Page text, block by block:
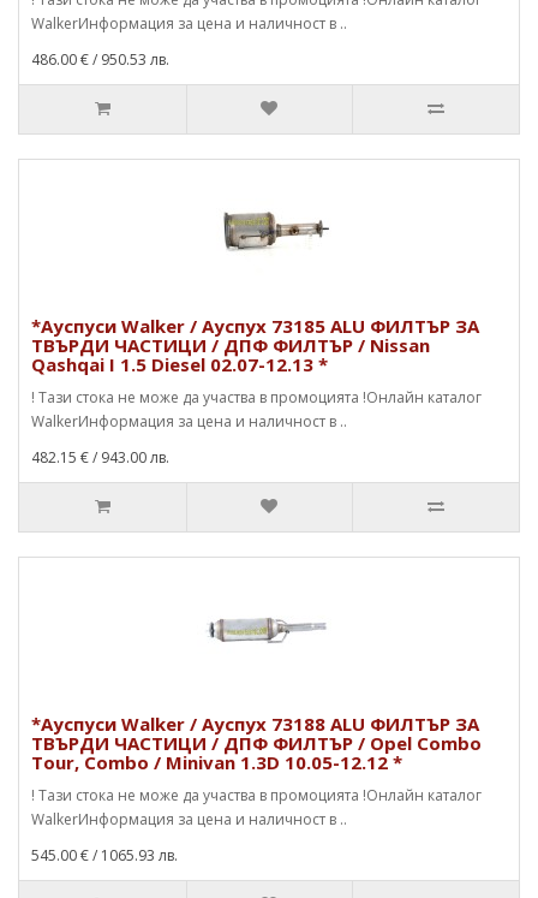
WalkerИнформация за цена и наличност в ..
486.00 €/ 950.53 лв.
*Ауспуси Walker / Ауспух 73185 ALU ФИЛТЪР ЗА
ТВЪРДИ ЧАСТИЦИ / ДПФ ФИЛТЪР / Nissan
Qashqai I 1.5 Diesel 02.07-12.13 *
! Тази стока не може да участва в промоцията !Онлайн каталог
WalkerИнформация за цена и наличност в ..
482.15 €/ 943.00 лв.
*Ауспуси Walker / Ауспух 73188 ALU ФИЛТЪР ЗА
ТВЪРДИ ЧАСТИЦИ / ДПФ ФИЛТЪР / Opel Combo
Tour, Combo / Minivan 1.3D 10.05-12.12 *
! Тази стока не може да участва в промоцията !Онлайн каталог
WalkerИнформация за цена и наличност в ..
545.00 €/ 1065.93 лв.